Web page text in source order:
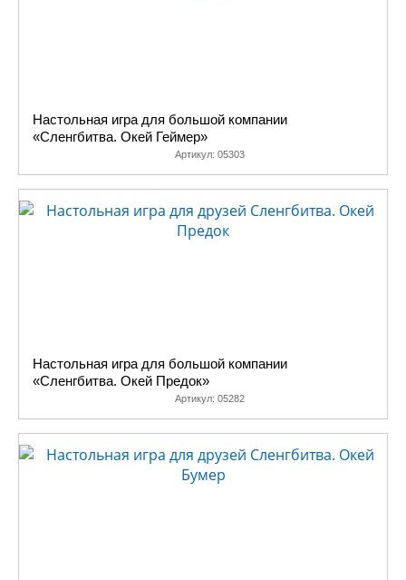
Настольная игра для большой компании
«Сленгбитва. Окей Геймер»
Артикул: 05303
Настольная игра для большой компании
«Сленгбитва. Окей Предок»
Артикул: 05282